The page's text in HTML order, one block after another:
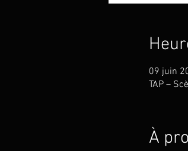
09 juin
TAP –
À